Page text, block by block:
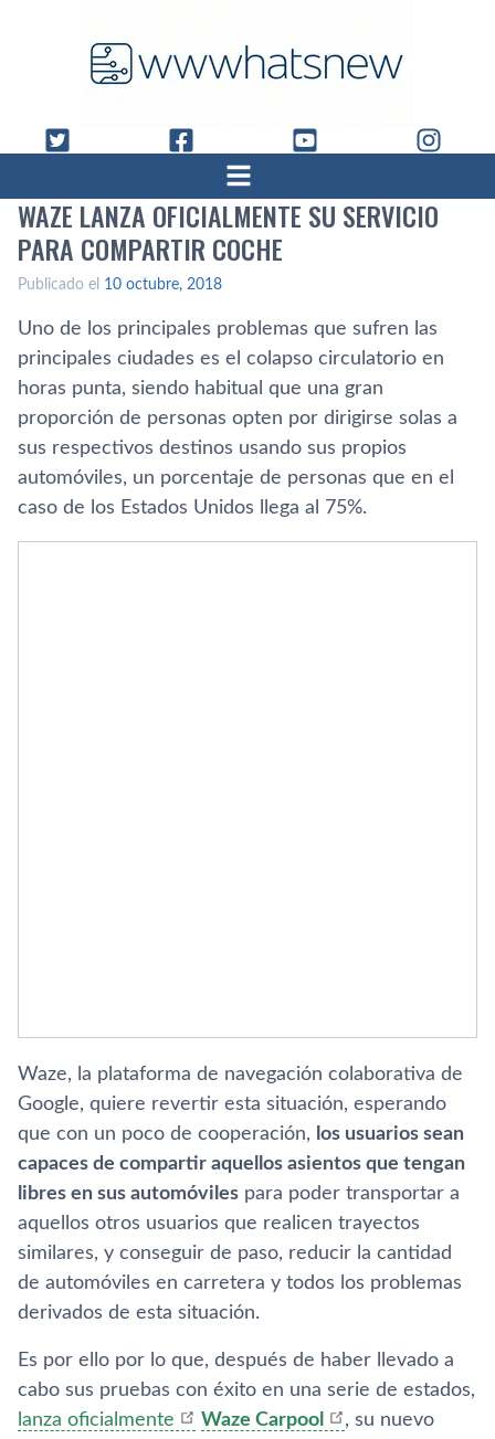
WAZE LANZA OFICIALMENTE SU SERVICIO
PARA COMPARTIR COCHE
Publicado el 10 octubre, 2018
Uno de los principales problemas que sufren las
principales ciudades es el colapso circulatorio en
horas punta, siendo habitual que una gran
proporción de personas opten por dirigirse solas a
sus respectivos destinos usando sus propios
automóviles, un porcentaje de personas que en el
caso de los Estados Unidos llega al 75%.
Waze, la plataforma de navegación colaborativa de
Google, quiere revertir esta situación, esperando
que con un poco de cooperación, los usuarios sean
capaces de compartir aquellos asientos que tengan
libres en sus automóviles para poder transportar a
aquellos otros usuarios que realicen trayectos
similares, y conseguir de paso, reducir la cantidad
de automóviles en carretera y todos los problemas
derivados de esta situación.
Es por ello por lo que, después de haber llevado a
cabo sus pruebas con éxito en una serie de estados,
lanza oficialmente
Waze Carpool
, su nuevo